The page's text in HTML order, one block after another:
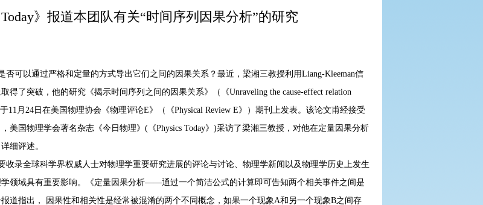
》报道本团队有关“时间序列因果分析”的研究
否可以通过严格和定量的方式导出它们之间的因果关系？最近，梁湘三教授利用Liang-Kleeman信
得了突破，他的研究《揭示时间序列之间的因果关系》（《Unraveling the cause-effect relation
于11月24日在美国物理协会《物理评论E》（《Physical Review E》）期刊上发表。该论文甫经接受
美国物理学会著名杂志《今日物理》(《Physics Today》)采访了梁湘三教授，对他在定量因果分析
细评述。
收录全球科学界权威人士对物理学重要研究进展的评论与讨论、物理学新闻以及物理学历史上发生
领域具有重要影响。《定量因果分析——通过一个简洁公式的计算即可告知两个相关事件之间是
道指出， 因果性和相关性是经常被混淆的两个不同概念，如果一个现象A和另一个现象B之间存